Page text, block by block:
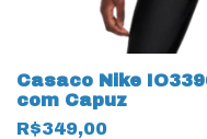
Casaco Nike
com Capuz
R$349,00